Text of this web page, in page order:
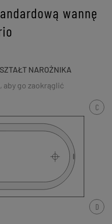
wannę
NAROŻNIKA
go zaokrąglić
C
D